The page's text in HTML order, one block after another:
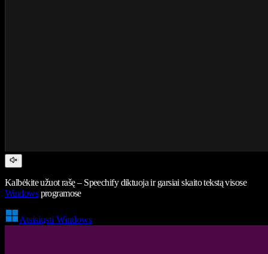
Kalbėkite užuot rašę – Speechify diktuoja ir garsiai skaito tekstą visose
Windowsprogramose
Atsisiųsti Windows